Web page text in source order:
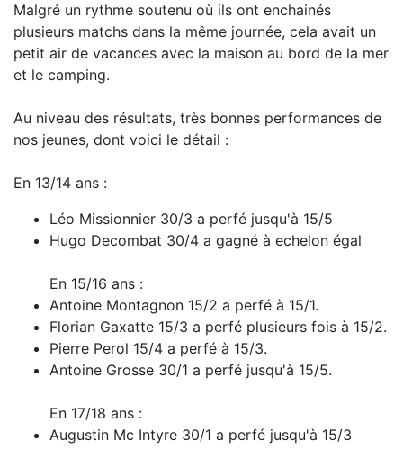
Malgré un rythme soutenu où ils ont enchainés
plusieurs matchs dans la même journée, cela avait un
petit air de vacances avec la maison au bord de la mer
et le camping.
Au niveau des résultats, très bonnes performances de
nos jeunes, dont voici le détail :
En 13/14 ans :
Léo Missionnier 30/3 a perfé jusqu'à 15/5
Hugo Decombat 30/4 a gagné à echelon égal
En 15/16 ans :
Antoine Montagnon 15/2 a perfé à 15/1.
Florian Gaxatte 15/3 a perfé plusieurs fois à 15/2.
Pierre Perol 15/4 a perfé à 15/3.
Antoine Grosse 30/1 a perfé jusqu'à 15/5.
En 17/18 ans :
Augustin Mc Intyre 30/1 a perfé jusqu'à 15/3